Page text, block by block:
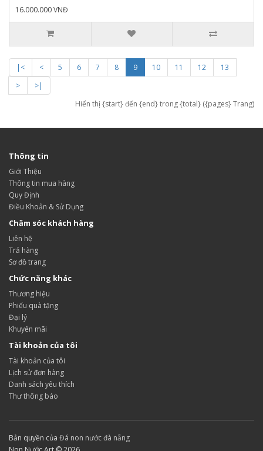
16.000.000 VNĐ
|< < 5 6 7 8 9 10 11 12
13
>
>|
Hiển thị {start} đến {end} trong {total} ({pages} Trang)
Thông tin
Giới Thiệu
Thông tin mua hàng
Quy Định
Điều Khoản & Sử Dụng
Chăm sóc khách hàng
Liên hệ
Trả hàng
Sơ đồ trang
Chức năng khác
Thương hiệu
Phiếu quà tặng
Đại lý
Khuyến mãi
Tài khoản của tôi
Tài khoản của tôi
Lịch sử đơn hàng
Danh sách yêu thích
Thư thông báo
Bản quyền của Đá non nước đà nẵng